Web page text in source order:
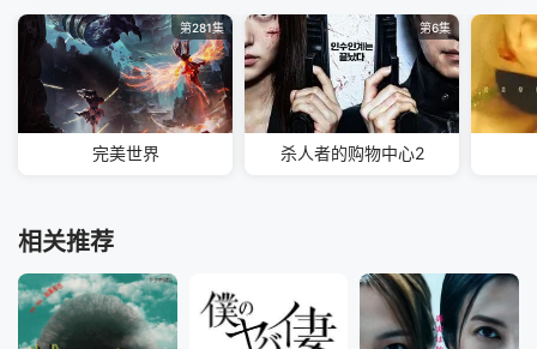
第281集
完美世界
第6集
杀人者的购物中心2
相关推荐